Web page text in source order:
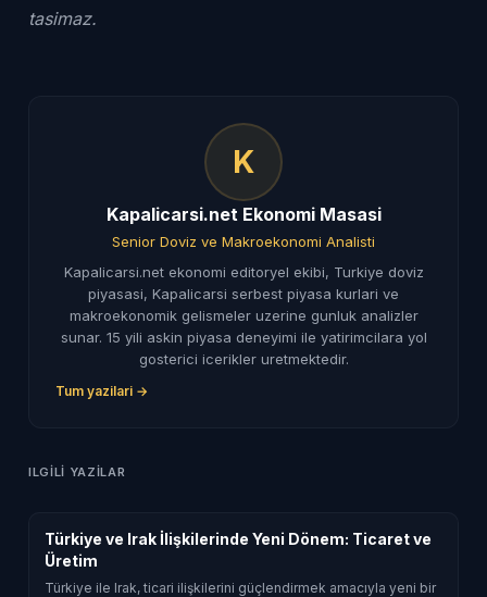
tasimaz.
K
Kapalicarsi.net Ekonomi Masasi
Senior Doviz ve Makroekonomi Analisti
Kapalicarsi.net ekonomi editoryel ekibi, Turkiye doviz
piyasasi, Kapalicarsi serbest piyasa kurlari ve
makroekonomik gelismeler uzerine gunluk analizler
sunar. 15 yili askin piyasa deneyimi ile yatirimcilara yol
gosterici icerikler uretmektedir.
Tum yazilari →
ILGILI YAZILAR
Türkiye ve Irak İlişkilerinde Yeni Dönem: Ticaret ve
Üretim
Türkiye ile Irak, ticari ilişkilerini güçlendirmek amacıyla yeni bir